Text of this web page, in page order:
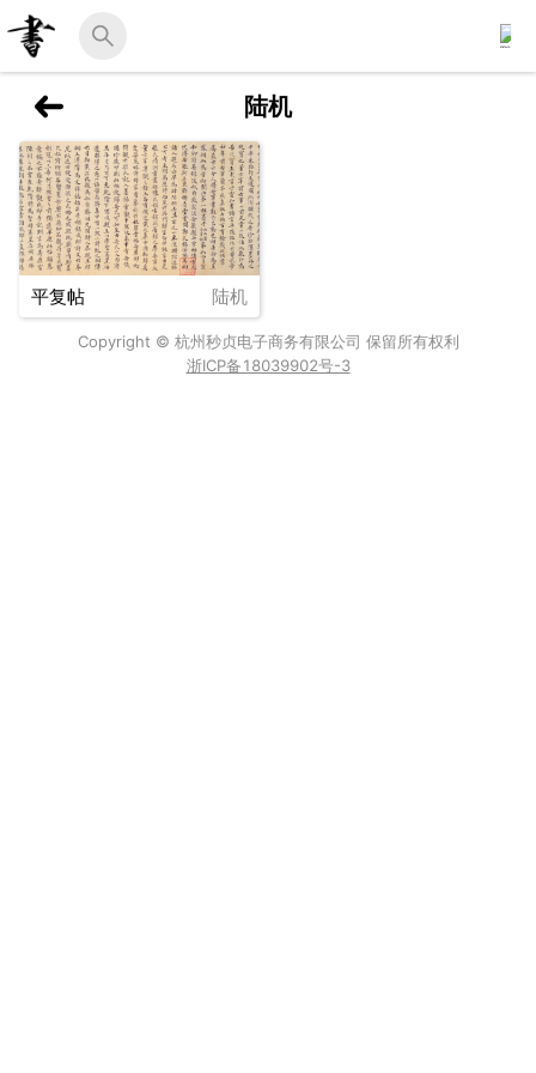
陆机
平复帖 陆机
Copyright © 杭州秒贞电子商务有限公司 保留所有权利
浙ICP备18039902号-3